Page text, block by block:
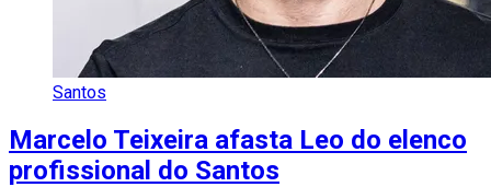
Santos
Marcelo Teixeira afasta Leo do elenco
profissional do Santos